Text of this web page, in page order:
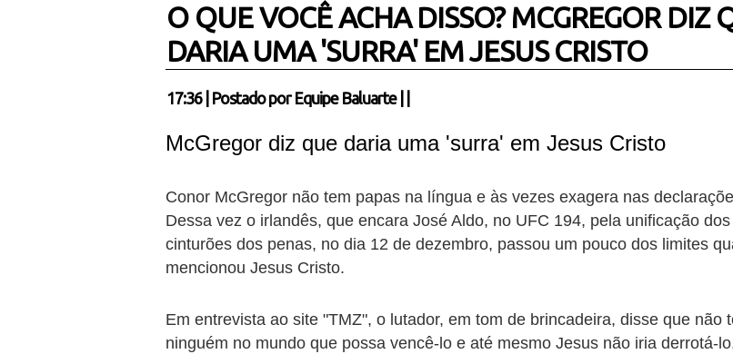
O QUE VOCÊ ACHA DISSO? MCGREGOR DIZ
DARIA UMA 'SURRA' EM JESUS CRISTO
17:36| Postado por Equipe Baluarte
McGregor diz que daria uma 'surra' em Jesus Cristo
Conor McGregor não tem papas na língua e às vezes exagera nas
Dessa vez o irlandês, que encara José Aldo, no UFC 194, pela unificação dos
cinturões dos penas, no dia 12 de dezembro, passou um pouco dos limites
mencionou Jesus Cristo.
Em entrevista ao site "TMZ", o lutador, em tom de brincadeira, disse que não
ninguém no mundo que possa vencê-lo e até mesmo Jesus não iria derrotá-